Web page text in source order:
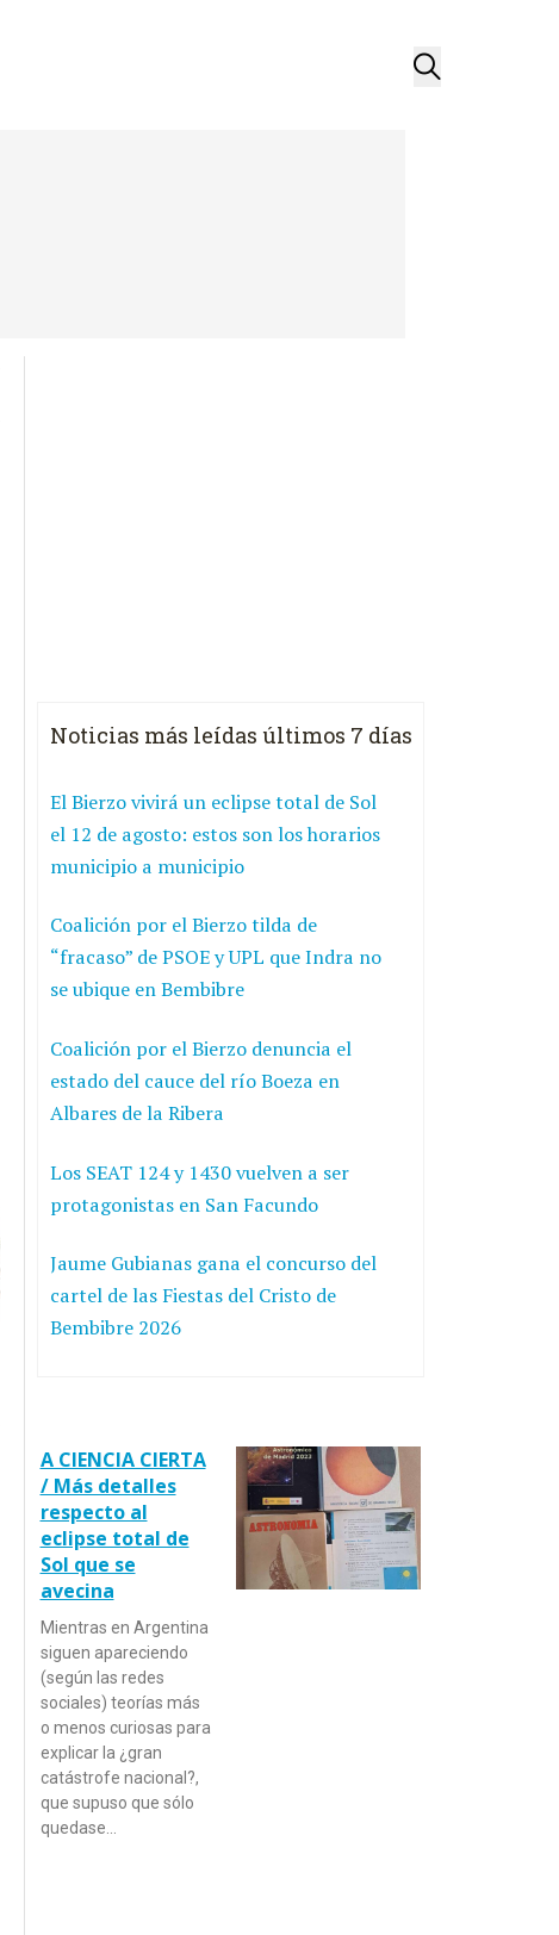
Noticias más leídas últimos 7 días
El Bierzo vivirá un eclipse total de Sol
el 12 de agosto: estos son los horarios
municipio a municipio
Coalición por el Bierzo tilda de
“fracaso” de PSOE y UPL que Indra no
se ubique en Bembibre
Coalición por el Bierzo denuncia el
estado del cauce del río Boeza en
Albares de la Ribera
Los SEAT 124 y 1430 vuelven a ser
protagonistas en San Facundo
Jaume Gubianas gana el concurso del
cartel de las Fiestas del Cristo de
Bembibre 2026
A CIENCIA CIERTA
/ Más detalles
respecto al
eclipse total de
Sol que se
avecina
Mientras en Argentina
siguen apareciendo
(según las redes
sociales) teorías más
o menos curiosas para
explicar la ¿gran
catástrofe nacional?,
que supuso que sólo
quedase…